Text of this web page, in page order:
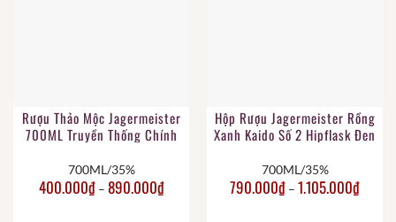
Rượu Thảo Mộc Jagermeister
700ML Truyền Thống Chính
700ML/35%
400.000₫ – 890.000₫
Hộp Rượu Jagermeister Rồng
Xanh Kaido Số 2 Hipflask Đen
700ML/35%
790.000₫ – 1.105.000₫